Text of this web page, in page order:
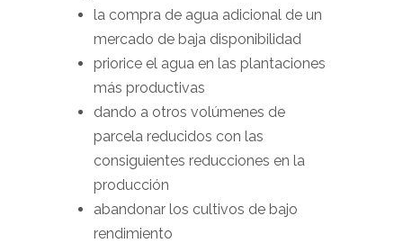
la compra de agua adicional de un
mercado de baja disponibilidad
priorice el agua en las plantaciones
más productivas
dando a otros volúmenes de
parcela reducidos con las
consiguientes reducciones en la
producción
abandonar los cultivos de bajo
rendimiento